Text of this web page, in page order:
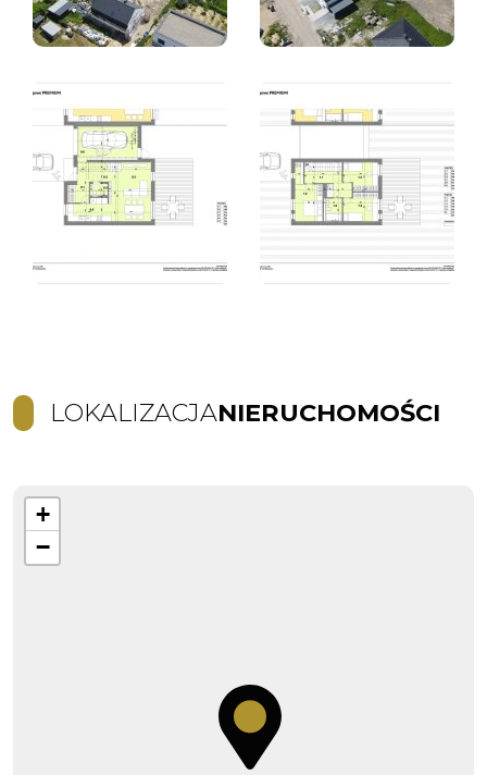
LOKALIZACJANIERUCHOMOŚCI
+
−